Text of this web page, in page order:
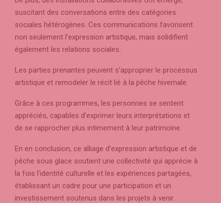
suscitant des conversations entre des catégories
sociales hétérogènes. Ces communications favorisent
non seulement l’expression artistique, mais solidifient
également les relations sociales.
Les parties prenantes peuvent s’approprier le processus
artistique et remodeler le récit lié à la pêche hivernale.
Grâce à ces programmes, les personnes se sentent
appréciés, capables d’exprimer leurs interprétations et
de se rapprocher plus intimement à leur patrimoine.
En en conclusion, ce alliage d’expression artistique et de
pêche sous glace soutient une collectivité qui apprécie à
la fois l’identité culturelle et les expériences partagées,
établissant un cadre pour une participation et un
investissement soutenus dans les projets à venir.